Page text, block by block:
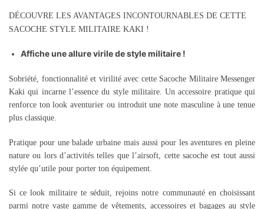
DÉCOUVRE LES AVANTAGES INCONTOURNABLES DE CETTE
SACOCHE STYLE MILITAIRE KAKI !
Affiche une allure virile de style militaire !
Sobriété, fonctionnalité et virilité avec cette Sacoche Militaire Messenger
Kaki qui incarne l’essence du style militaire. Un accessoire pratique qui
renforce ton look aventurier ou introduit une note masculine à une tenue
plus classique.
Pratique pour une balade urbaine mais aussi pour les aventures en pleine
nature ou lors d’activités telles que l’airsoft, cette sacoche est tout aussi
stylée qu’utile pour porter ton équipement.
Si ce look militaire te séduit, rejoins notre communauté en choisissant
parmi notre vaste gamme de vêtements, accessoires et bagages au style